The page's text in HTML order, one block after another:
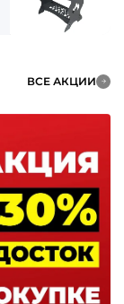
ВСЕ АКЦИИ